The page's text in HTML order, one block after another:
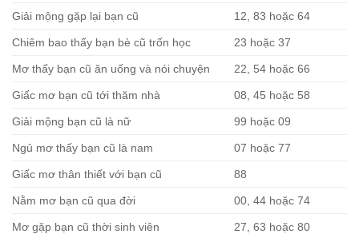
Giải mộng gặp lại bạn cũ 12, 83 hoặc 64
Chiêm bao thấy bạn bè cũ trốn học 23 hoặc 37
Mơ thấy bạn cũ ăn uống và nói chuyện 22, 54 hoặc 66
Giấc mơ bạn cũ tới thăm nhà 08, 45 hoặc 58
Giải mộng bạn cũ là nữ 99 hoặc 09
Ngủ mơ thấy bạn cũ là nam 07 hoặc 77
Giấc mơ thân thiết với bạn cũ 88
Nằm mơ bạn cũ qua đời 00, 44 hoặc 74
Mơ gặp bạn cũ thời sinh viên 27, 63 hoặc 80